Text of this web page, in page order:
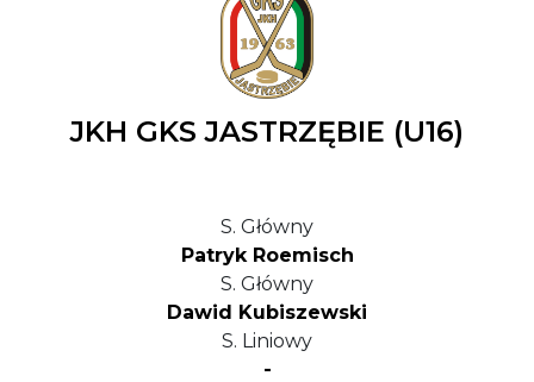
JKH GKS JASTRZĘBIE (U16)
S. Główny
Patryk Roemisch
S. Główny
Dawid Kubiszewski
S. Liniowy
-